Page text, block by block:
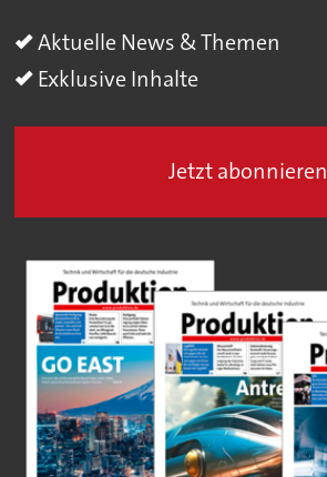
Aktuelle News & Themen
Exklusive Inhalte
Jetzt abonnieren